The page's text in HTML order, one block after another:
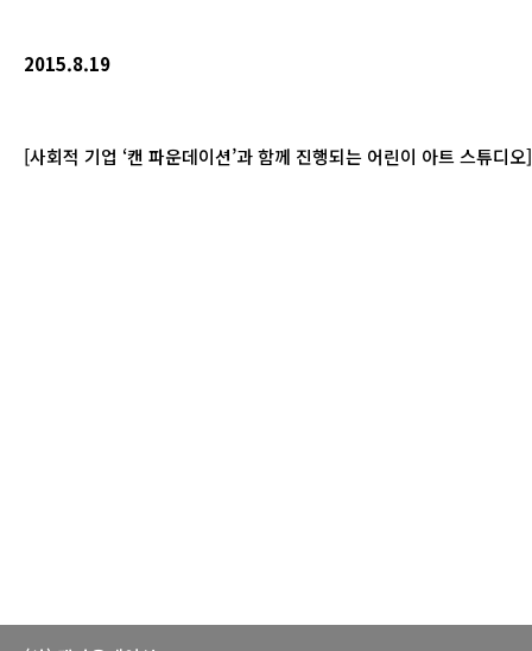
2015.8.19
[사회적 기업 ‘캔 파운데이션’과 함께 진행되는 어린이 아트 스튜디